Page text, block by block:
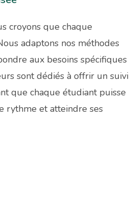
croyons que chaque
adaptons nos méthodes
aux besoins spécifiques
sont dédiés à offrir un suivi
que chaque étudiant puisse
rythme et atteindre ses